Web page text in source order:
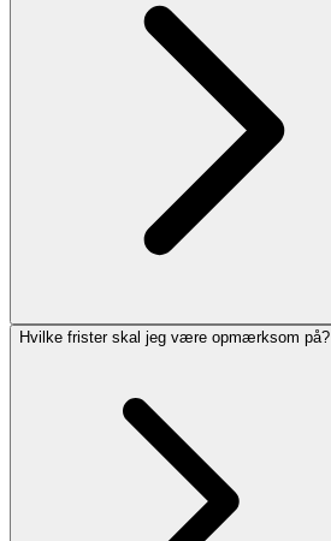
Hvilke frister skal jeg være opmærksom på?